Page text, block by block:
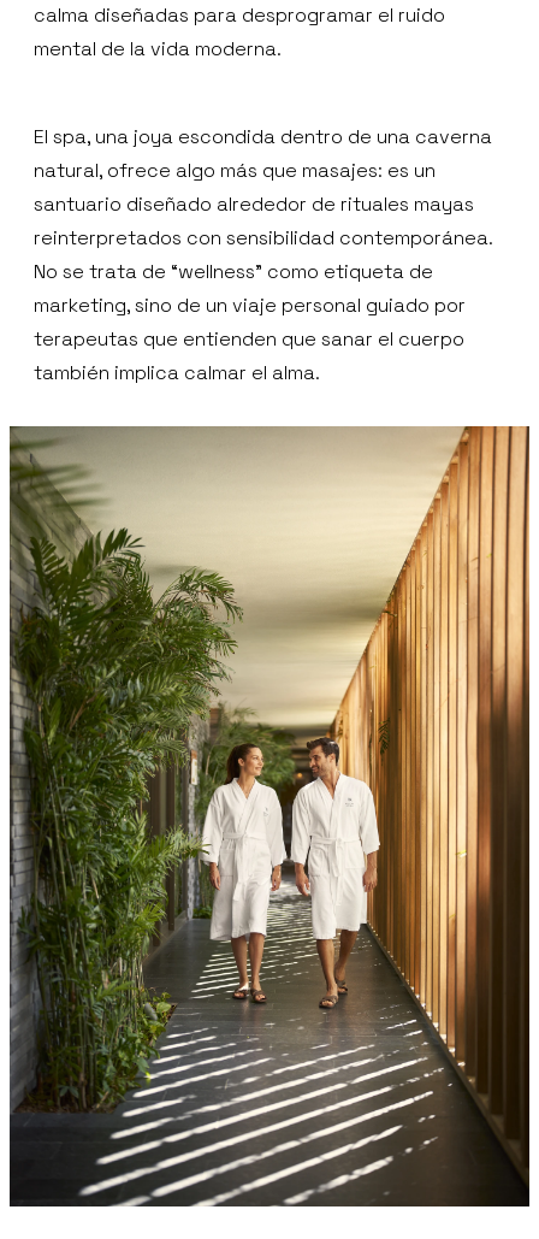
calma diseñadas para desprogramar el ruido
mental de la vida moderna.
El spa, una joya escondida dentro de una caverna
natural, ofrece algo más que masajes: es un
santuario diseñado alrededor de rituales mayas
reinterpretados con sensibilidad contemporánea.
No se trata de “wellness” como etiqueta de
marketing, sino de un viaje personal guiado por
terapeutas que entienden que sanar el cuerpo
también implica calmar el alma.